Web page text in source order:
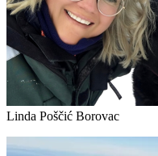
Linda Poščić Borovac